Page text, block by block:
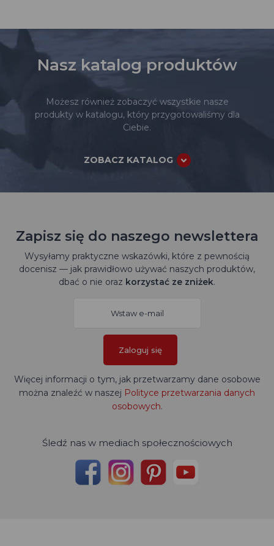
Nasz katalog produktów
Możesz również zobaczyć wszystkie nasze
produkty w katalogu, który przygotowaliśmy dla
Ciebie.
ZOBACZ KATALOG
Zapisz się do naszego newslettera
Wysyłamy praktyczne wskazówki, które z pewnością
docenisz — jak prawidłowo używać naszych produktów,
dbać o nie oraz korzystać ze zniżek.
Zaloguj się
Więcej informacji o tym, jak przetwarzamy dane osobowe
można znaleźć w naszej Polityce przetwarzania danych
osobowych.
Śledź nas w mediach społecznościowych